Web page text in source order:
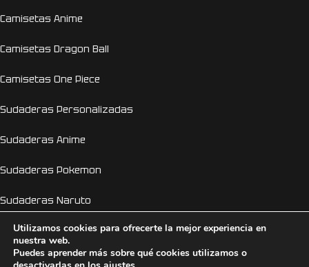
Camisetas Anime
Camisetas Dragon Ball
Camisetas One Piece
Sudaderas Personalizadas
Sudaderas Anime
Sudaderas Pokemon
Sudaderas Naruto
Personalizador Online
Camisetas despedida de soltera y soltero
Utilizamos cookies para ofrecerte la mejor experiencia en
nuestra web.
Puedes aprender más sobre qué cookies utilizamos o